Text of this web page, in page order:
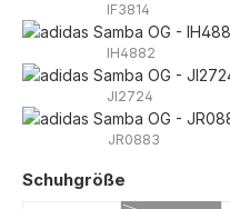
IF3814
IH4882
JI2724
JR0883
Schuhgröße